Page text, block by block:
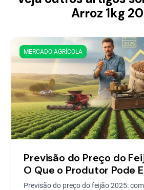
Arroz 1kg
MERCADO AGRÍCOLA
Previsão do Preço do
O Que o Produtor Pode
Previsão do preço do feijão 2025: